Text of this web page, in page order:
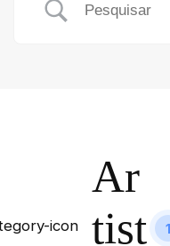
Ar
tist